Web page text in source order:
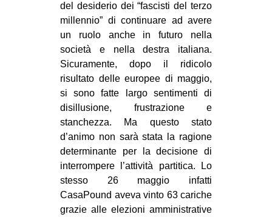
del desiderio dei “fascisti del terzo
millennio” di continuare ad avere
un ruolo anche in futuro nella
società e nella destra italiana.
Sicuramente, dopo il ridicolo
risultato delle europee di maggio,
si sono fatte largo sentimenti di
disillusione, frustrazione e
stanchezza. Ma questo stato
d’animo non sarà stata la ragione
determinante per la decisione di
interrompere l’attività partitica. Lo
stesso 26 maggio infatti
CasaPound aveva vinto 63 cariche
grazie alle elezioni amministrative